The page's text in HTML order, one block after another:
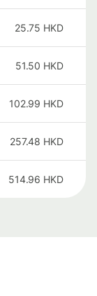
25.75 HKD
51.50 HKD
102.99 HKD
257.48 HKD
514.96 HKD